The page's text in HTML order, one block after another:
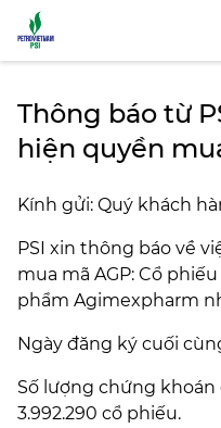
Thông báo từ
hiện quyền
Kính gửi: Quý khách
PSI xin thông báo về
mua mã AGP: Cổ
phẩm Agimexpharm
Ngày đăng ký cuối
Số lượng chứng
3.992.290 cổ phiếu.